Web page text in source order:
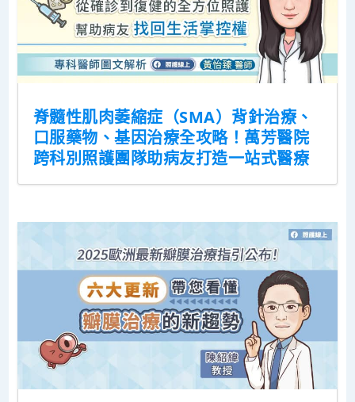
脊髓性肌肉萎縮症（SMA）背針治療、
口服藥物、基因治療全攻略！萬芳醫院
跨科別照護團隊助病友打造一站式醫療